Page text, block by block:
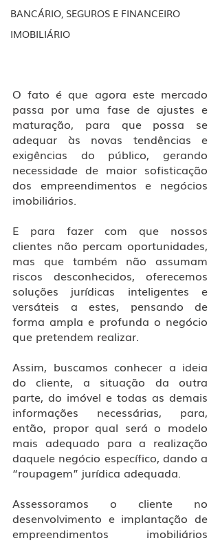
BANCÁRIO, SEGUROS E FINANCEIRO
IMOBILIÁRIO
O fato é que agora este mercado
passa por uma fase de ajustes e
maturação, para que possa se
adequar às novas tendências e
exigências do público, gerando
necessidade de maior sofisticação
dos empreendimentos e negócios
imobiliários.
E para fazer com que nossos
clientes não percam oportunidades,
mas que também não assumam
riscos desconhecidos, oferecemos
soluções jurídicas inteligentes e
versáteis a estes, pensando de
forma ampla e profunda o negócio
que pretendem realizar.
Assim, buscamos conhecer a ideia
do cliente, a situação da outra
parte, do imóvel e todas as demais
informações necessárias, para,
então, propor qual será o modelo
mais adequado para a realização
daquele negócio específico, dando a
“roupagem” jurídica adequada.
Assessoramos o cliente no
desenvolvimento e implantação de
empreendimentos imobiliários